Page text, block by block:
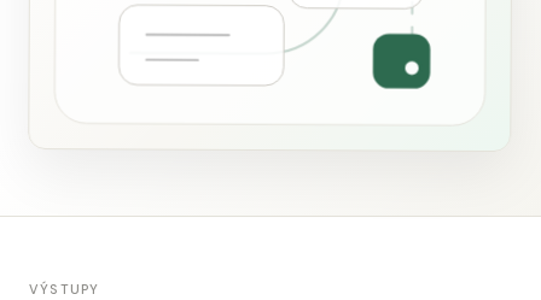
VÝSTUPY